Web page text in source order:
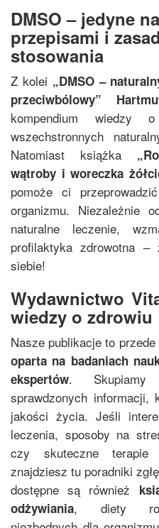
DMSO – jedyne
przepisami i
stosowania
Z kolei „DMSO –
przeciwbólowy”
kompendium wiedzy
wszechstronnych
Natomiast książka „
wątroby i woreczka
pomoże ci
organizmu. Niezależnie
naturalne leczenie,
profilaktyka zdrowotna
siebie!
Wydawnictwo
wiedzy o zdrowiu
Nasze publikacje to
oparta na badaniach
ekspertów.
sprawdzonych informacji,
jakości życia. Jeśli
leczenia, sposoby na
czy skuteczne terapie
znajdziesz tu poradniki
dostępne są również
odżywiania, diety